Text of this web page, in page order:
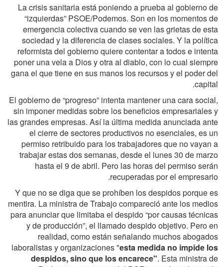
La crisis sanitaria está poniendo a prueba al gobierno de
“izquierdas” PSOE/Podemos. Son en los momentos de
emergencia colectiva cuando se ven las grietas de esta
sociedad y la diferencia de clases sociales. Y la política
reformista del gobierno quiere contentar a todos e intenta
poner una vela a Dios y otra al diablo, con lo cual siempre
gana el que tiene en sus manos los recursos y el poder del
capital.
El gobierno de “progreso” intenta mantener una cara social,
sin imponer medidas sobre los beneficios empresariales y
las grandes empresas. Así la última medida anunciada ante
el cierre de sectores productivos no esenciales, es un
permiso retribuido para los trabajadores que no vayan a
trabajar estas dos semanas, desde el lunes 30 de marzo
hasta el 9 de abril. Pero las horas del permiso serán
recuperadas por el empresario.
Y que no se diga que se prohíben los despidos porque es
mentira. La ministra de Trabajo compareció ante los medios
para anunciar que limitaba el despido “por causas técnicas
y de producción”, el llamado despido objetivo. Pero en
realidad, como están señalando muchos abogados
laboralistas y organizaciones "esta medida no impide los
despidos, sino que los encarece". Esta ministra de